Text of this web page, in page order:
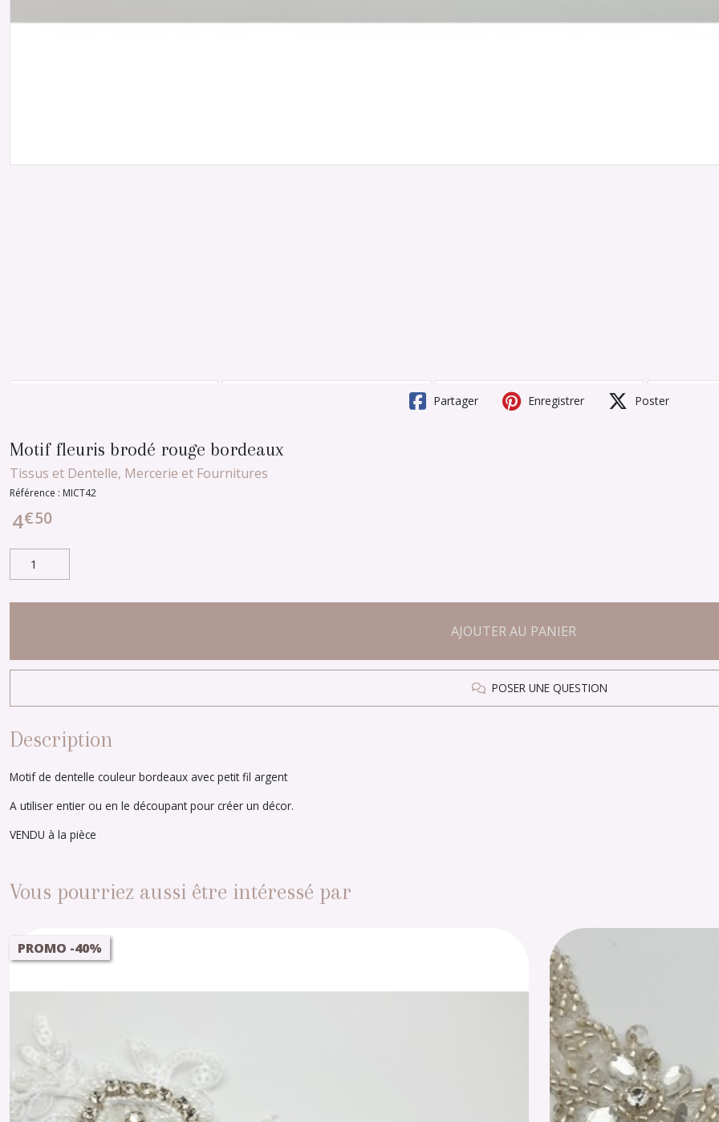
Partager Enregistrer Poster
Motif fleuris brodé rouge bordeaux
Tissus et Dentelle, Mercerie et Fournitures
Référence : MICT42
4€50
AJOUTER AU PANIER
POSER UNE QUESTION
Description
Motif de dentelle couleur bordeaux avec petit fil argent
A utiliser entier ou en le découpant pour créer un décor.
VENDU à la pièce
Vous pourriez aussi être intéressé par
PROMO -40%